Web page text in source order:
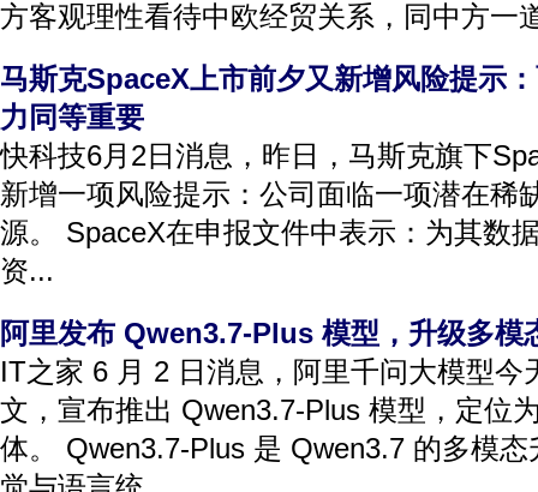
方客观理性看待中欧经贸关系，同中方一
马斯克SpaceX上市前夕又新增风险提示
力同等重要
快科技6月2日消息，昨日，马斯克旗下
新增一项风险提示：公司面临一项潜在稀
源。 SpaceX在申报文件中表示：为其数
资...
阿里发布 Qwen3.7-Plus 模型，升级多模
IT之家 6 月 2 日消息，阿里千问大模型今
文，宣布推出 Qwen3.7-Plus 模型，定位
体。 Qwen3.7-Plus 是 Qwen3.7 的多模